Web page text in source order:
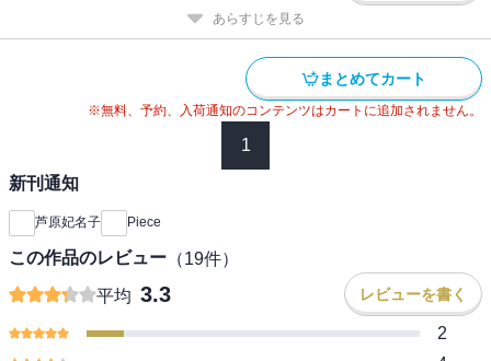
あらすじを見る
まとめてカート
※無料、予約、入荷通知のコンテンツはカートに追加されません。
1
新刊通知
芦原妃名子 Piece
この作品のレビュー （19件）
平均 3.3 レビューを書く
2